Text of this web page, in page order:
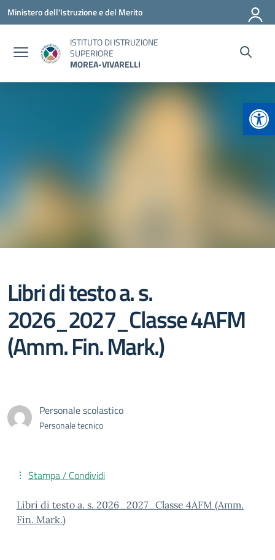
Vai ai contenuti
Vai al menu di navigazione
Vai al footer
Ministero dell'Istruzione e del Merito
ISTITUTO DI ISTRUZIONE
SUPERIORE
MOREA-VIVARELLI
Libri di testo a. s.
2026_2027_Classe 4AFM
(Amm. Fin. Mark.)
Personale scolastico
Personale tecnico
Stampa / Condividi
Libri di testo a. s. 2026_2027_Classe 4AFM (Amm.
Fin. Mark.)